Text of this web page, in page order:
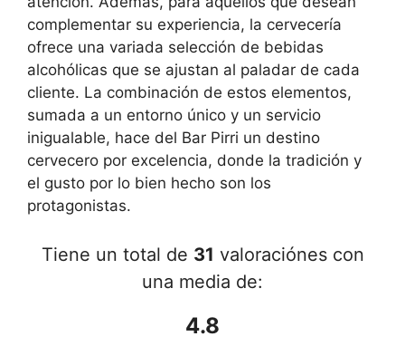
complementar su experiencia, la cervecería
ofrece una variada selección de bebidas
alcohólicas que se ajustan al paladar de cada
cliente. La combinación de estos elementos,
sumada a un entorno único y un servicio
inigualable, hace del Bar Pirri un destino
cervecero por excelencia, donde la tradición y
el gusto por lo bien hecho son los
protagonistas.
Tiene un total de 31 valoraciónes con
una media de:
4.8